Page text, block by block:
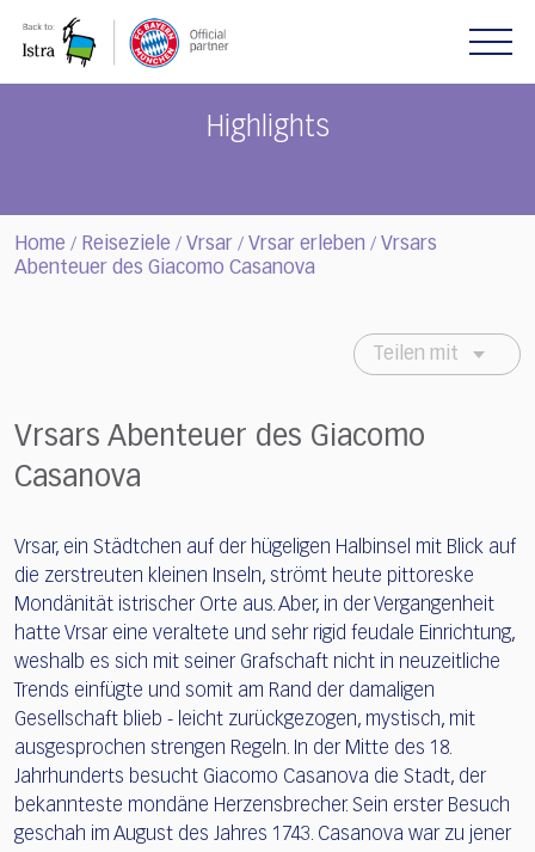
note:
Highlights
Home / Reiseziele / Vrsar / Vrsar erleben / Vrsars
Abenteuer des Giacomo Casanova
Teilen mit
Vrsars Abenteuer des Giacomo
Casanova
Vrsar, ein Städtchen auf der hügeligen Halbinsel mit Blick auf
die zerstreuten kleinen Inseln, strömt heute pittoreske
Mondänität istrischer Orte aus. Aber, in der Vergangenheit
hatte Vrsar eine veraltete und sehr rigid feudale Einrichtung,
weshalb es sich mit seiner Grafschaft nicht in neuzeitliche
Trends einfügte und somit am Rand der damaligen
Gesellschaft blieb - leicht zurückgezogen, mystisch, mit
ausgesprochen strengen Regeln. In der Mitte des 18.
Jahrhunderts besucht Giacomo Casanova die Stadt, der
bekannteste mondäne Herzensbrecher. Sein erster Besuch
geschah im August des Jahres 1743. Casanova war zu jener